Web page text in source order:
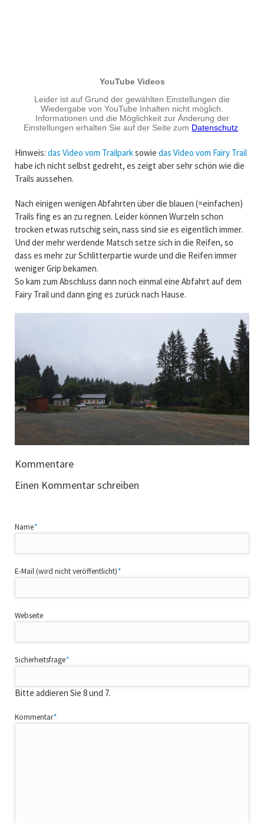
Hinweis: das Video vom Trailparksowie das Video vom Fairy Trail
habe ich nicht selbst gedreht, es zeigt aber sehr schön wie die
Trails aussehen.
Nach einigen wenigen Abfahrten über die blauen (=einfachen)
Trails fing es an zu regnen. Leider können Wurzeln schon
trocken etwas rutschig sein, nass sind sie es eigentlich immer.
Und der mehr werdende Matsch setze sich in die Reifen, so
dass es mehr zur Schlitterpartie wurde und die Reifen immer
weniger Grip bekamen.
So kam zum Abschluss dann noch einmal eine Abfahrt auf dem
Fairy Trail und dann ging es zurück nach Hause.
Kommentare
Einen Kommentar schreiben
Pflichtfeld
Name*
Pflichtfeld
E-Mail (wird nicht veröffentlicht)*
Webseite
Pflichtfeld
Sicherheitsfrage*
Bitte addieren Sie 8 und 7.
Pflichtfeld
Kommentar*